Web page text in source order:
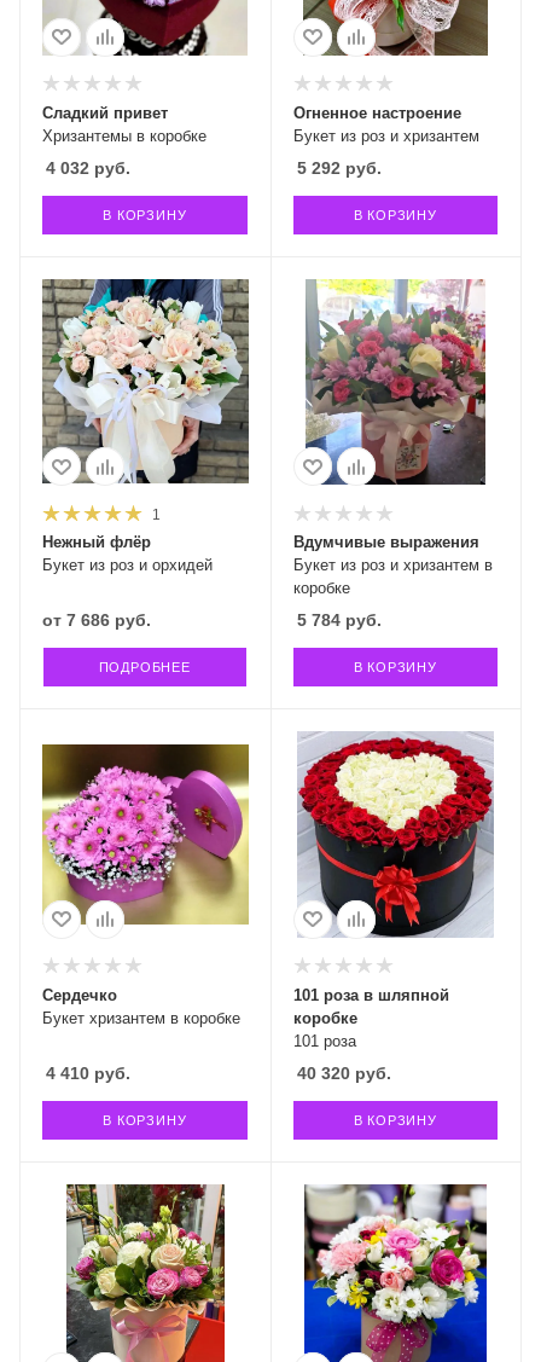
Хризантемы в коробке
Сладкий привет
4 032 руб.
В КОРЗИНУ
Букет из роз и хризантем
Огненное настроение
5 292 руб.
В КОРЗИНУ
1
Букет из роз и орхидей
Нежный флёр
от 7 686 руб.
ПОДРОБНЕЕ
Букет из роз и хризантем в
коробке
Вдумчивые выражения
5 784руб.
В КОРЗИНУ
Букет хризантем в коробке
Сердечко
4 410 руб.
В КОРЗИНУ
101 роза
101 роза в шляпной
коробке
40 320руб.
В КОРЗИНУ